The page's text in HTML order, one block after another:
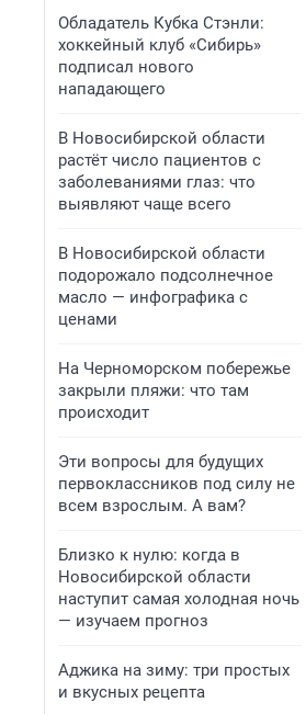
Обладатель Кубка Стэнли:
хоккейный клуб «Сибирь»
подписал нового
нападающего
В Новосибирской области
растёт число пациентов с
заболеваниями глаз: что
выявляют чаще всего
В Новосибирской области
подорожало подсолнечное
масло — инфографика с
ценами
На Черноморском побережье
закрыли пляжи: что там
происходит
Эти вопросы для будущих
первоклассников под силу не
всем взрослым. А вам?
Близко к нулю: когда в
Новосибирской области
наступит самая холодная ночь
— изучаем прогноз
Аджика на зиму: три простых
и вкусных рецепта